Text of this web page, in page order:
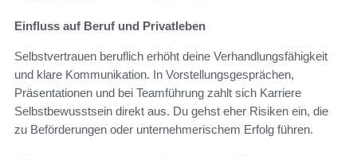
Einfluss auf Beruf und Privatleben
Selbstvertrauen beruflich erhöht deine Verhandlungsfähigkeit
und klare Kommunikation. In Vorstellungsgesprächen,
Präsentationen und bei Teamführung zahlt sich Karriere
Selbstbewusstsein direkt aus. Du gehst eher Risiken ein, die
zu Beförderungen oder unternehmerischem Erfolg führen.